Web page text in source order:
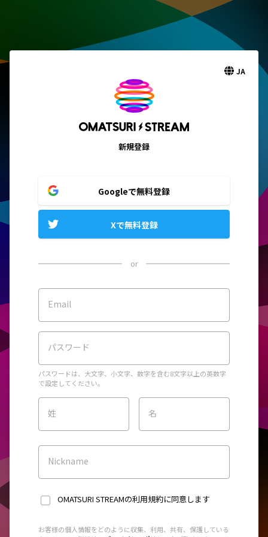
JA
新規登録
Googleで無料登録
Xで無料登録
or
Email
パスワード
パスワードは、大文字、小文字、数字を含む8文字以上の英数字
で設定してください。
姓 名
Nickname
OMATSURI STREAMの利用規約に同意します
お客様の個人情報をどのように収集、利用、共有、保護している